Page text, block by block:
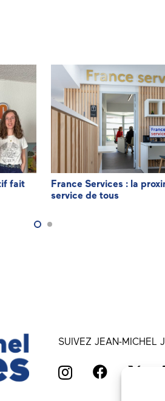
fait
France Services : la
service de tous
SUIVEZ JEAN-MICHEL